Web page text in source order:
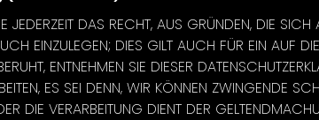
DAS RECHT, AUS GRÜNDEN, DIE SICH
EINZULEGEN; DIES GILT AUCH FÜR EIN AUF
ENTNEHMEN SIE DIESER
ES SEI DENN, WIR KÖNNEN ZWINGENDE
DIE VERARBEITUNG DIENT DER